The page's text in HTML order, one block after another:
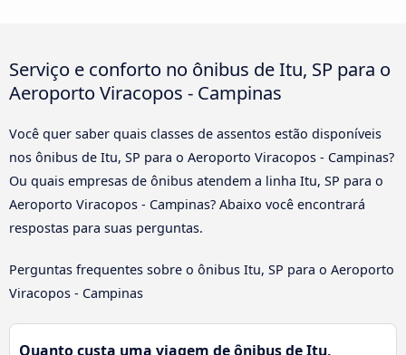
Serviço e conforto no ônibus de Itu, SP para o
Aeroporto Viracopos - Campinas
Você quer saber quais classes de assentos estão disponíveis
nos ônibus de Itu, SP para o Aeroporto Viracopos - Campinas?
Ou quais empresas de ônibus atendem a linha Itu, SP para o
Aeroporto Viracopos - Campinas? Abaixo você encontrará
respostas para suas perguntas.
Perguntas frequentes sobre o ônibus Itu, SP para o Aeroporto
Viracopos - Campinas
Quanto custa uma viagem de ônibus de Itu,